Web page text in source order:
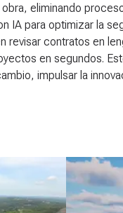
eliminando
IA para optimizar la
revisar contratos en
en segundos.
impulsar la